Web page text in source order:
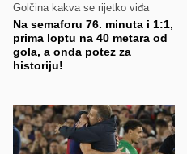
Golčina kakva se rijetko viđa
Na semaforu 76. minuta i 1:1,
prima loptu na 40 metara od
gola, a onda potez za
historiju!